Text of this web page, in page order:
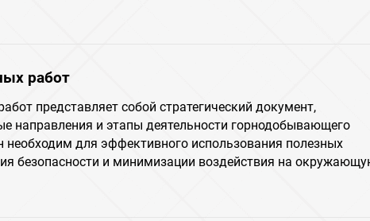
работ
представляет собой стратегический документ,
направления и этапы деятельности горнодобывающего
необходим для эффективного использования полезных
безопасности и минимизации воздействия на